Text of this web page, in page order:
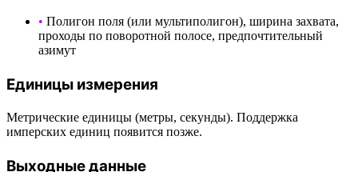
• Полигон поля (или мультиполигон), ширина захвата,
проходы по поворотной полосе, предпочтительный
азимут
Единицы измерения
Метрические единицы (метры, секунды). Поддержка
имперских единиц появится позже.
Выходные данные